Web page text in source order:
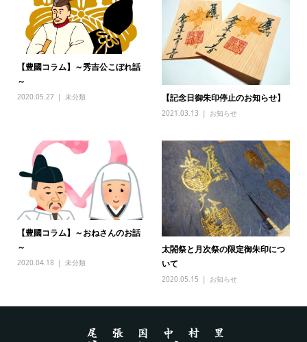
【豊國コラム】～秀吉公こぼれ話
～
2020.05.27
未分類
【記念日御朱印停止のお知らせ】
2021.03.13
お知らせ
【豊國コラム】～おねさんのお話
～
2020.04.18
未分類
太閤祭と月次祭の限定御朱印につ
いて
2020.05.15
お知らせ